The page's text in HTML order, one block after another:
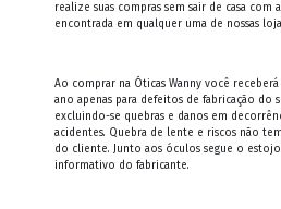
realize suas compras sem sair de casa com
encontrada em qualquer uma de nossas
Ao comprar na Óticas Wanny você
ano apenas para defeitos de fabricação do
excluindo-se quebras e danos em
acidentes. Quebra de lente e riscos não
do cliente. Junto aos óculos segue o
informativo do fabricante.